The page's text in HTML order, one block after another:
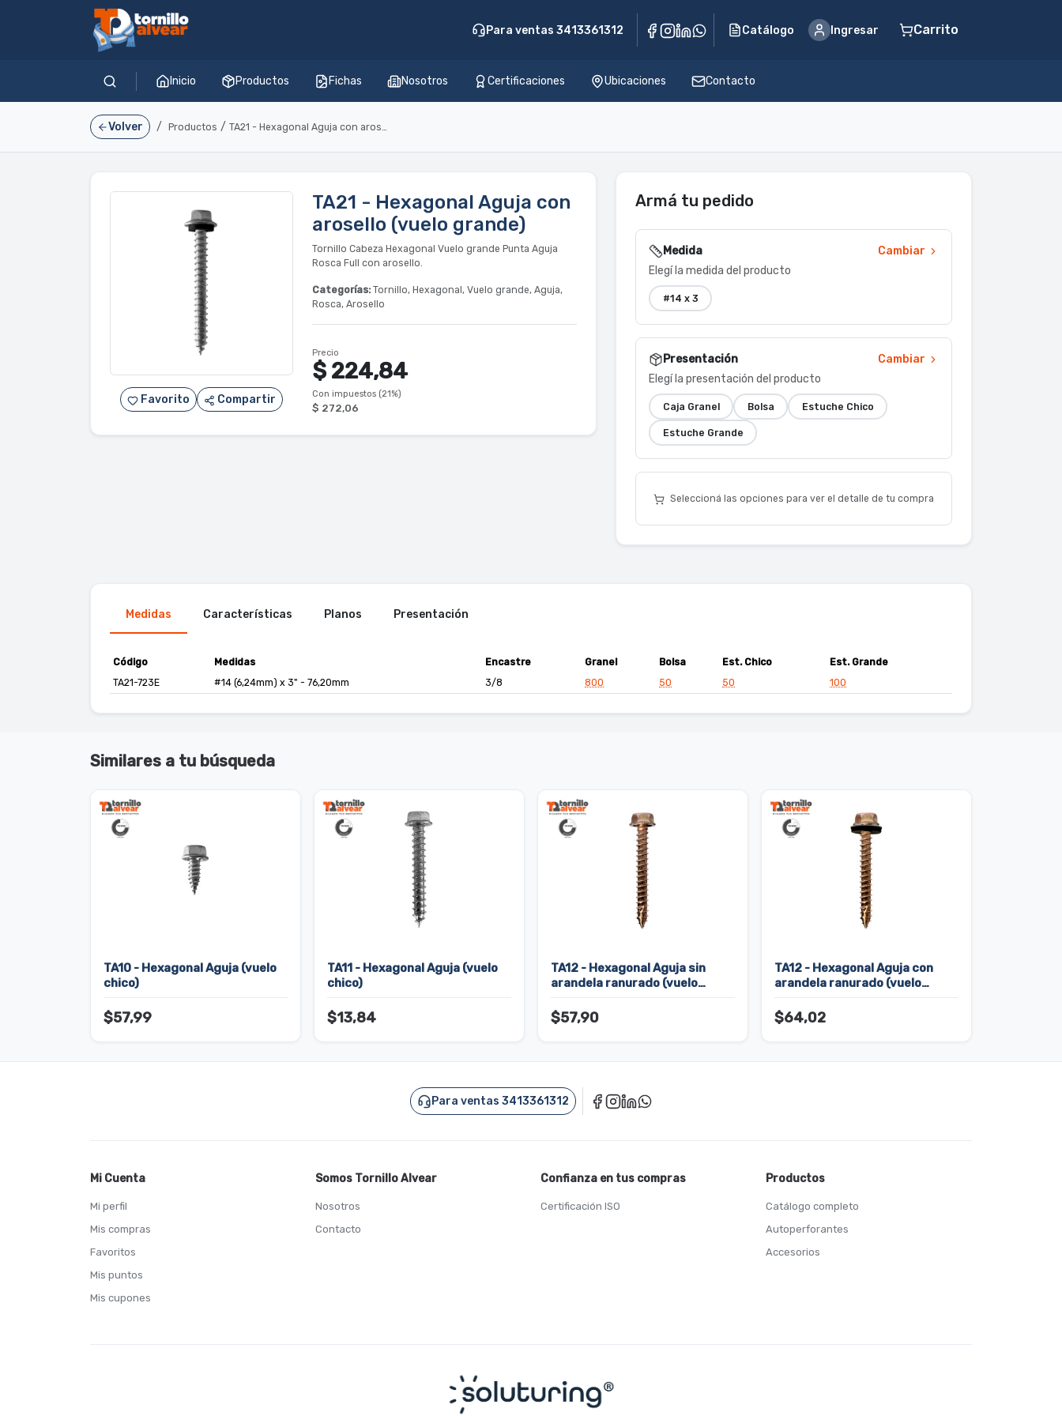
Para ventas 3413361312 Catálogo Ingresar Carrito
Inicio Productos Fichas Nosotros Certificaciones Ubicaciones Contacto
Volver / Productos /
Favorito Compartir
TA21 - Hexagonal Aguja con
arosello (vuelo grande)
Tornillo Cabeza Hexagonal Vuelo grande Punta Aguja
Rosca Full con arosello.
Categorías:Tornillo, Hexagonal, Vuelo grande, Aguja,
Rosca, Arosello
Precio
$ 224,84
Con impuestos (21%)
$ 272,06
Armá tu pedido
Medida
Cambiar
Elegí la medida del producto
#14 x 3
Presentación
Cambiar
Elegí la presentación del producto
Caja Granel Bolsa Estuche Chico
Estuche Grande
Seleccioná las opciones para ver el detalle de tu compra
Medidas Características Planos Presentación
Código Medidas Encastre Granel Bolsa Est. Chico
Est. Grande
TA21-723E
#14 (6,24mm) x 3" - 76,20mm 3/8 800 50 50 100
Similares a tu búsqueda
TA10 - Hexagonal Aguja (vuelo
chico)
$57,99
TA11 - Hexagonal Aguja (vuelo
chico)
$13,84
TA12 - Hexagonal Aguja sin
arandela ranurado (vuelo
$57,90
TA12 - Hexagonal Aguja con
arandela ranurado (vuelo
$64,02
Para ventas 3413361312
Mi Cuenta
Mi perfil
Mis compras
Favoritos
Mis puntos
Mis cupones
Somos Tornillo Alvear
Nosotros
Contacto
Confianza en tus compras
Certificación ISO
Productos
Catálogo completo
Autoperforantes
Accesorios